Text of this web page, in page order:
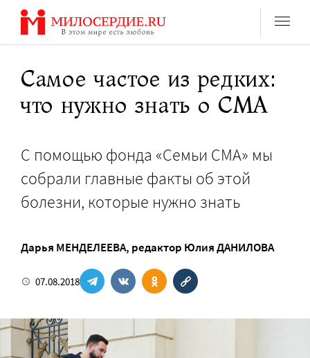
Перейти
содержанию
Самое частое из редких:
что нужно знать о СМА
С помощью фонда «Семьи СМА» мы
собрали главные факты об этой
болезни, которые нужно знать
Дарья МЕНДЕЛЕЕВА, редактор Юлия ДАНИЛОВА
07.08.2018